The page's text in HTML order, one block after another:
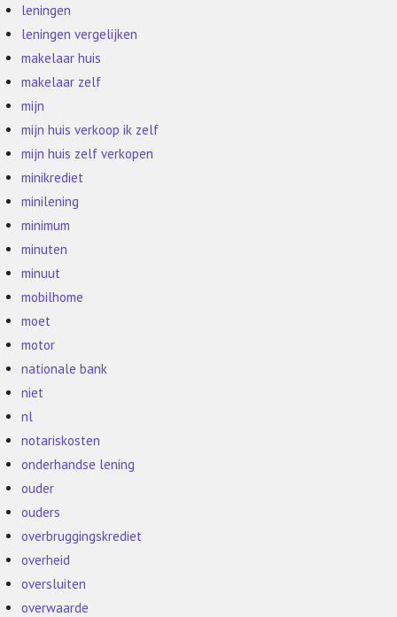
leningen
leningen vergelijken
makelaar huis
makelaar zelf
mijn
mijn huis verkoop ik zelf
mijn huis zelf verkopen
minikrediet
minilening
minimum
minuten
minuut
mobilhome
moet
motor
nationale bank
niet
nl
notariskosten
onderhandse lening
ouder
ouders
overbruggingskrediet
overheid
oversluiten
overwaarde